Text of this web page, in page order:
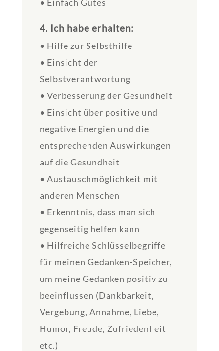
• Einfach Gutes
4. Ich habe erhalten:
• Hilfe zur Selbsthilfe
• Einsicht der
Selbstverantwortung
• Verbesserung der Gesundheit
• Einsicht über positive und
negative Energien und die
entsprechenden Auswirkungen
auf die Gesundheit
• Austauschmöglichkeit mit
anderen Menschen
• Erkenntnis, dass man sich
gegenseitig helfen kann
• Hilfreiche Schlüsselbegriffe
für meinen Gedanken-Speicher,
um meine Gedanken positiv zu
beeinflussen (Dankbarkeit,
Vergebung, Annahme, Liebe,
Humor, Freude, Zufriedenheit
etc.)